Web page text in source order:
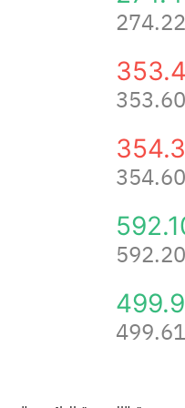
274.22
353.60
354.60
592.20
499.61